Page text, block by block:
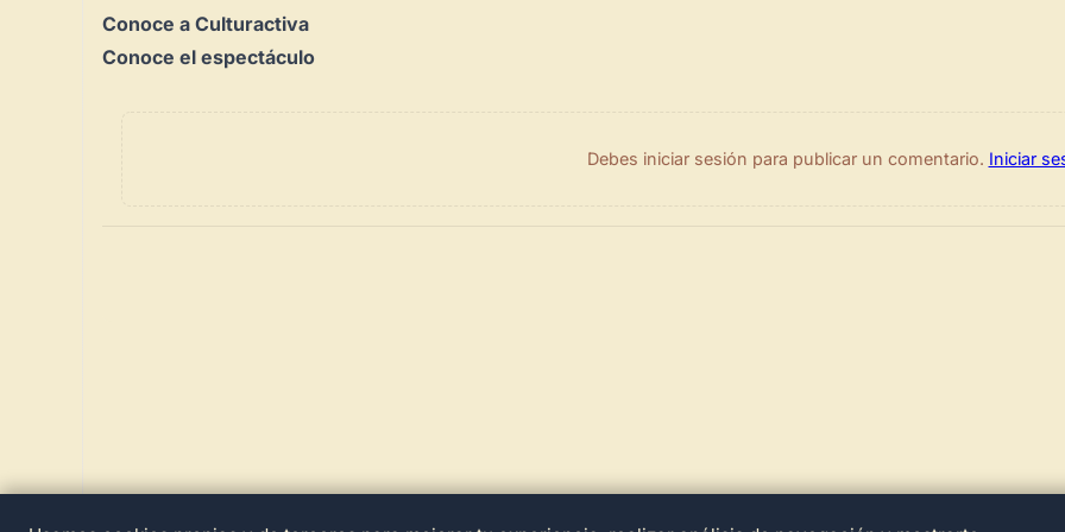
Conoce a Culturactiva
Conoce el espectáculo
Debes iniciar sesión para publicar un comentario. Iniciar